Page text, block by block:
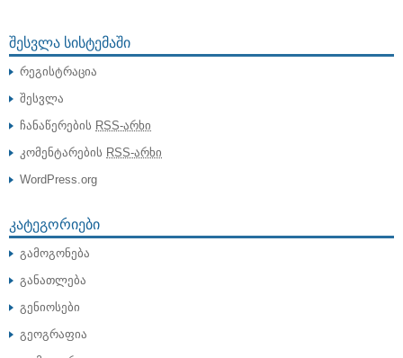
ᲨᲔᲡᲕᲚᲐ ᲡᲘᲡᲢᲔᲛᲐᲨᲘ
რეგისტრაცია
შესვლა
ჩანაწერების RSS-არხი
კომენტარების RSS-არხი
WordPress.org
ᲙᲐᲢᲔᲒᲝᲠᲘᲔᲑᲘ
გამოგონება
განათლება
გენიოსები
გეოგრაფია